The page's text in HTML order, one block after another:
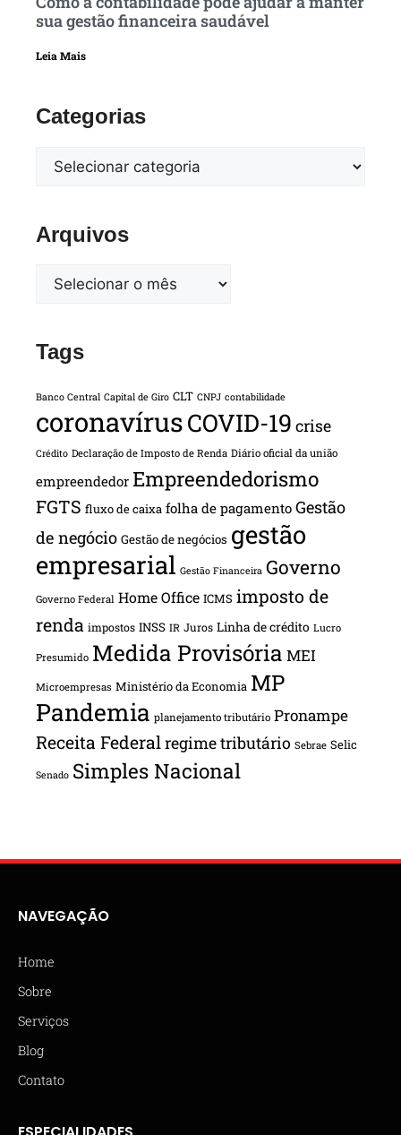
sua gestão financeira saudável
Leia Mais
Categorias
Arquivos
Tags
Banco Central Capital de Giro CLT CNPJ contabilidade
coronavírusCOVID-19 crise
Crédito Declaração de Imposto de Renda Diário oficial da união
empreendedor Empreendedorismo
FGTS fluxo de caixa folha de pagamento Gestão
de negócio Gestão de negócios gestão
empresarial Gestão Financeira Governo
Governo Federal Home Office ICMS imposto de
renda impostos INSS IR Juros Linha de crédito Lucro
Presumido Medida Provisória MEI
Microempresas Ministério da Economia MP
Pandemia planejamento tributário Pronampe
Receita Federalregime tributário Sebrae Selic
Senado Simples Nacional
NAVEGAÇÃO
Home
Sobre
Serviços
Blog
Contato